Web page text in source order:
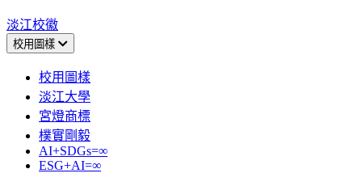
淡江校徽
校用圖樣
校用圖樣
淡江大學
宮燈商標
樸實剛毅
AI+SDGs=∞
ESG+AI=∞